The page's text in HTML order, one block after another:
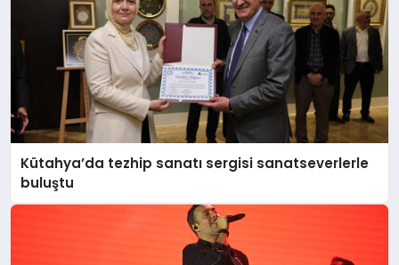
Kütahya’da tezhip sanatı sergisi sanatseverlerle
buluştu